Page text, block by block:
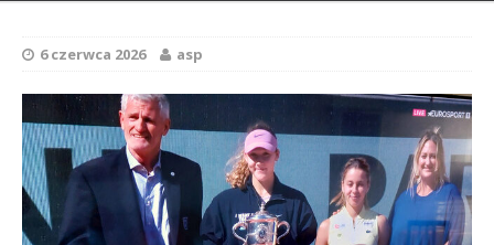
6 czerwca 2026 asp